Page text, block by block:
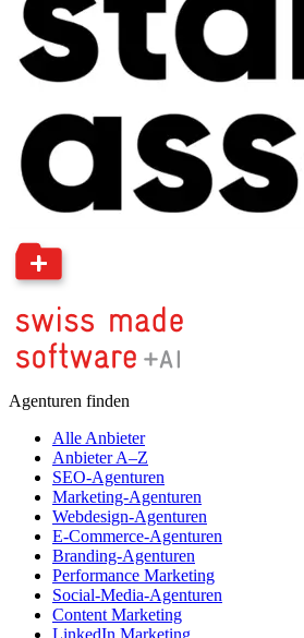
Agenturen finden
Alle Anbieter
Anbieter A–Z
SEO-Agenturen
Marketing-Agenturen
Webdesign-Agenturen
E-Commerce-Agenturen
Branding-Agenturen
Performance Marketing
Social-Media-Agenturen
Content Marketing
LinkedIn Marketing